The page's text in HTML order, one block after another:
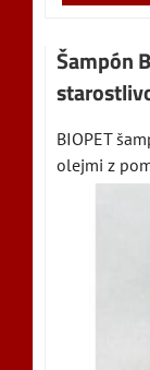
Šampón
BIOPET
olejmi z